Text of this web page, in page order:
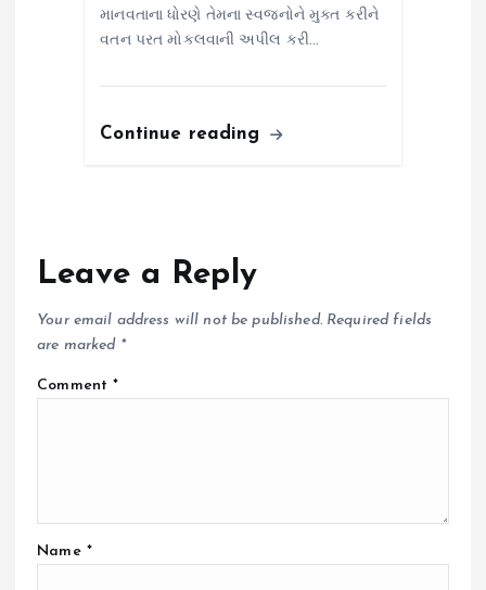
માનવતાના ધોરણે તેમના સ્વજનોને મુક્ત કરીને
વતન પરત મોકલવાની અપીલ કરી…
Continue reading
Leave a Reply
Your email address will not be published. Required fields
are marked *
Comment*
Name *